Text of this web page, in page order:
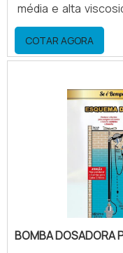
média e alta
equipamento Economia de energia elétrica; Economia
de
grande economia
COTAR AGORA
BOMBA DOSADORA